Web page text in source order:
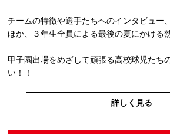
チームの特徴や選手たちへのインタビュー
ほか、３年生全員による最後の夏にかける
甲子園出場をめざして頑張る高校球児たち
い！！
詳しく見る